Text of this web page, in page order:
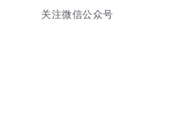
关注微信公众号